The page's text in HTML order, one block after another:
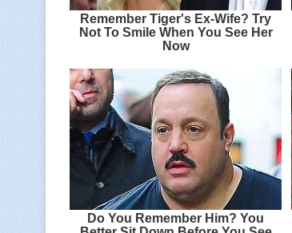
Remember Tiger's Ex-Wife? Try
Not To Smile When You See Her
Now
Do You Remember Him? You